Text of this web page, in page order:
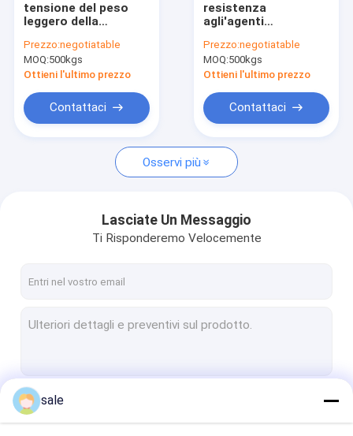
tensione del peso
leggero della
rotondo di 14mm Dia
Fiberglass FRP alta
Prezzo:negotiatable
MOQ:500kgs
Ottieni l'ultimo prezzo
Contattaci
resistenza
agli'agenti
antiusura della
metropolitana della
vetroresina della
Prezzo:negotiatable
MOQ:500kgs
Ottieni l'ultimo prezzo
Contattaci
Osservi più
Lasciate Un Messaggio
Ti Risponderemo Velocemente
sale